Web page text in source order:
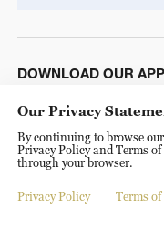
DOWNLOAD OUR APP
© China Radio
Our Privacy
By continuing to browse our
Privacy Policy and Terms
through your browser.
Privacy Policy Terms of